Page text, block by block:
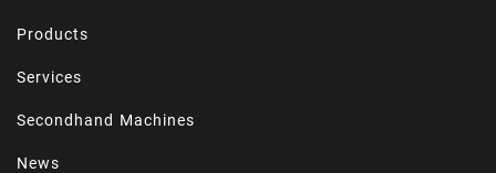
Products
Services
Secondhand Machines
News